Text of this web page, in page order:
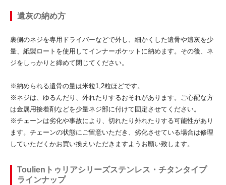
遺灰の納め方
裏側のネジを専用ドライバーなどで外し、細かくした遺骨や遺灰を少
量、紙製ロートを使用してインナーポケットに納めます。その後、ネ
ジをしっかりと締めて閉じてください。
※納められる遺骨の量は米粒1,2粒ほどです。
※ネジは、ゆるんだり、外れたりするおそれがあります。ご心配な方
は金属用接着剤などを少量ネジ部に付けて固定させてください。
※チェーンは劣化や事故により、切れたり外れたりする可能性があり
ます。チェーンの状態にご留意いただき、劣化させている場合は修理
していただくかお買い換えいただきますようお願い致します。
Toulienトゥリアシリーズステンレス・チタンタイプ
ラインナップ